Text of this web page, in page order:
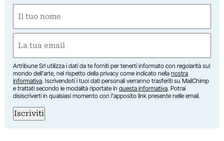
(Obbligatorio)
Nome
(Obbligatorio)
Artribune Srl utilizza i dati da te forniti per tenerti informato con regolarità sul
mondo dell'arte, nel rispetto della privacy come indicato nella nostra
informativa. Iscrivendoti i tuoi dati personali verranno trasferiti su MailChimp
e trattati secondo le modalità riportate in questa informativa. Potrai
disiscriverti in qualsiasi momento con l'apposito link presente nelle email.
Iscriviti